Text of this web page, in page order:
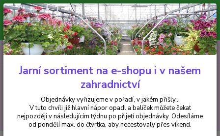
Minimální hodnota pro odeslání z e-shopu je 300 Kč.
V tuto chvíli již hlavní nápor objednávek opadl a balíček můžete čekat
nejpozději v následujícím týdnu po přijetí objednávky. Objednávky
vyřizujeme v pořadí, v jakém přišly...
CZK
Hledat
+420 602 223 614 0ks
za0 Kč
Jarní sortiment na e-shopu i v našem
zahradnictví
Objednávky vyřizujeme v pořadí, v jakém přišly...
V tuto chvíli již hlavní nápor opadl a balíček můžete čekat
nejpozději v následujícím týdnu po přijetí objednávky. Odesíláme
od pondělí max. do čtvrtka, aby necestovaly přes víkend.